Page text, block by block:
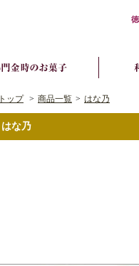
トップ > 商品一覧 > はな乃
はな乃